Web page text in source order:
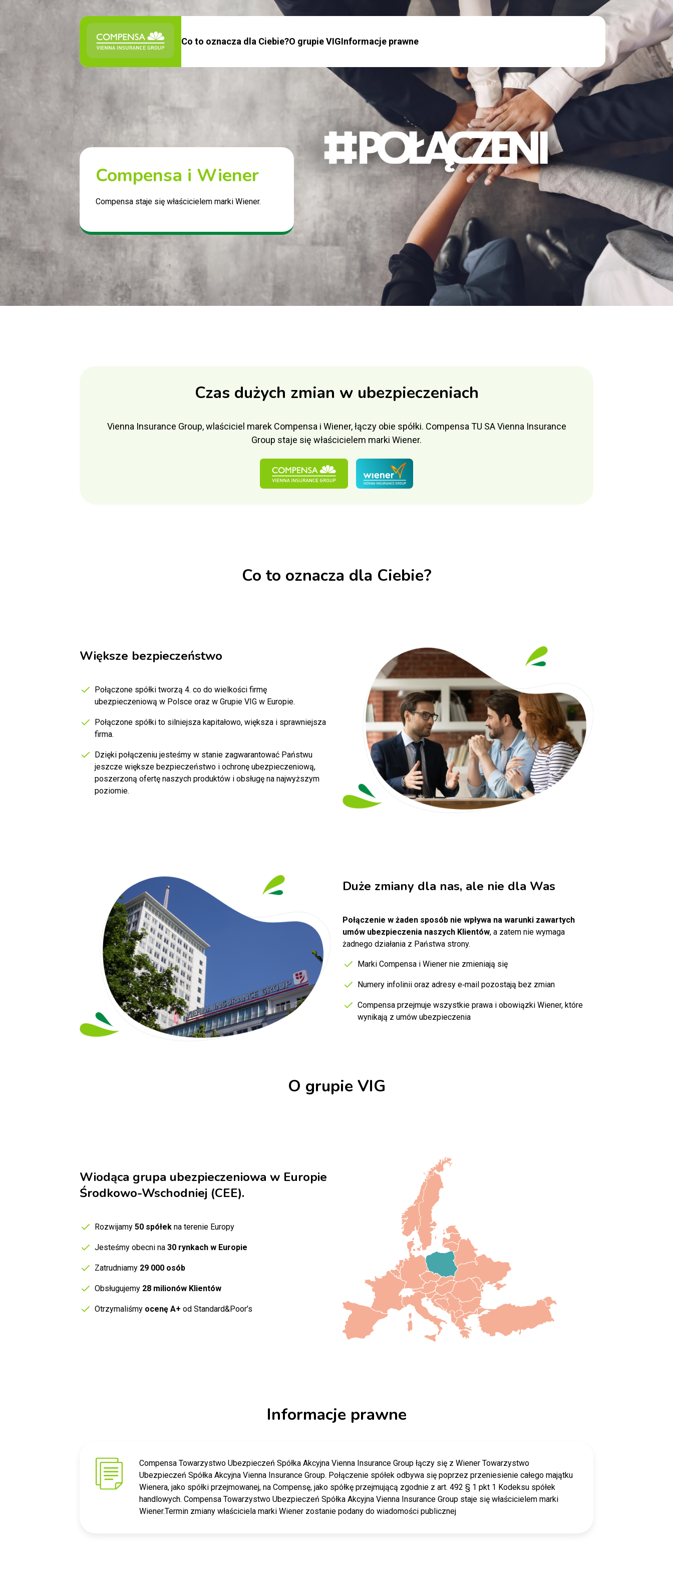
Co to oznacza dla Ciebie?O grupie VIGInformacje prawne
Compensa i Wiener
Compensa staje się właścicielem marki Wiener.
Czas dużych zmian w ubezpieczeniach
Vienna Insurance Group, wlaściciel marek Compensa i Wiener, łączy obie spółki. Compensa TU SA Vienna Insurance
Group staje się właścicielem marki Wiener.
Co to oznacza dla Ciebie?
Większe bezpieczeństwo
Połączone spółki tworzą 4. co do wielkości firmę
ubezpieczeniową w Polsce oraz w Grupie VIG w Europie.
Połączone spółki to silniejsza kapitałowo, większa i sprawniejsza
firma.
Dzięki połączeniu jesteśmy w stanie zagwarantować Państwu
jeszcze większe bezpieczeństwo i ochronę ubezpieczeniową,
poszerzoną ofertę naszych produktów i obsługę na najwyższym
poziomie.
Duże zmiany dla nas, ale nie dla Was
Połączenie w żaden sposób nie wpływa na warunki zawartych
umów ubezpieczenia naszych Klientów, a zatem nie wymaga
żadnego działania z Państwa strony.
Marki Compensa i Wiener nie zmieniają się
Numery infolinii oraz adresy e‑mail pozostają bez zmian
Compensa przejmuje wszystkie prawa i obowiązki Wiener, które
wynikają z umów ubezpieczenia
O grupie VIG
Wiodąca grupa ubezpieczeniowa w Europie
Środkowo-Wschodniej (CEE).
Rozwijamy 50 spółek na terenie Europy
Jesteśmy obecni na 30 rynkach w Europie
Zatrudniamy 29 000 osób
Obsługujemy 28 milionów Klientów
Otrzymaliśmy ocenę A+ od Standard&Poor’s
Informacje prawne
Compensa Towarzystwo Ubezpieczeń Spółka Akcyjna Vienna Insurance Group łączy się z Wiener Towarzystwo
Ubezpieczeń Spółka Akcyjna Vienna Insurance Group. Połączenie spółek odbywa się poprzez przeniesienie całego majątku
Wienera, jako spółki przejmowanej, na Compensę, jako spółkę przejmującą zgodnie z art. 492 § 1 pkt 1 Kodeksu spółek
handlowych. Compensa Towarzystwo Ubezpieczeń Spółka Akcyjna Vienna Insurance Group staje się właścicielem marki
Wiener.Termin zmiany właściciela marki Wiener zostanie podany do wiadomości publicznej